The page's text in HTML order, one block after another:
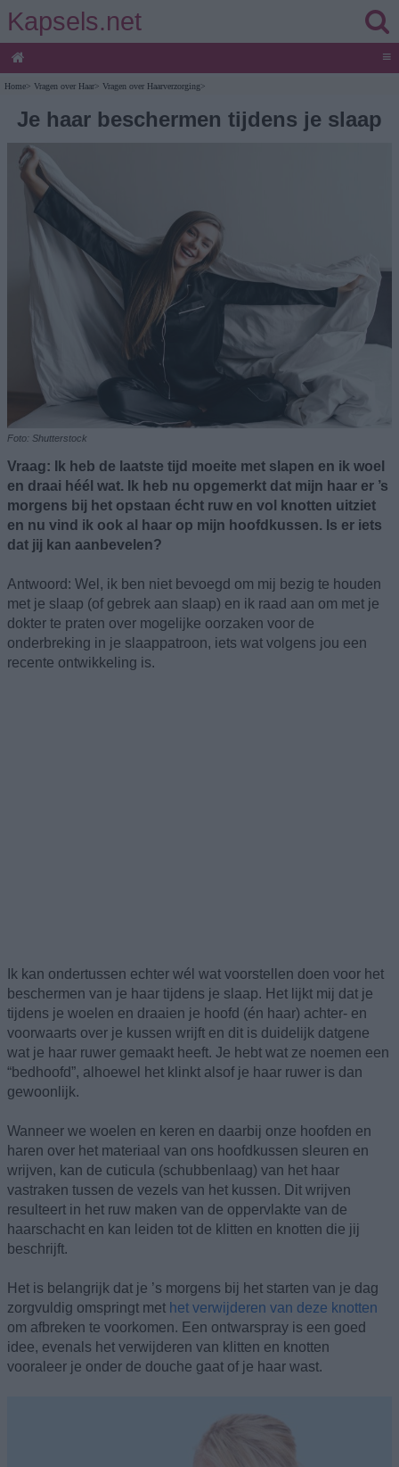
Kapsels.net
≡
Home> Vragen over Haar> Vragen over Haarverzorging>
Je haar beschermen tijdens je slaap
Foto: Shutterstock
Vraag: Ik heb de laatste tijd moeite met slapen en ik woel
en draai héél wat. Ik heb nu opgemerkt dat mijn haar er ’s
morgens bij het opstaan écht ruw en vol knotten uitziet
en nu vind ik ook al haar op mijn hoofdkussen. Is er iets
dat jij kan aanbevelen?
Antwoord: Wel, ik ben niet bevoegd om mij bezig te houden
met je slaap (of gebrek aan slaap) en ik raad aan om met je
dokter te praten over mogelijke oorzaken voor de
onderbreking in je slaappatroon, iets wat volgens jou een
recente ontwikkeling is.
Ik kan ondertussen echter wél wat voorstellen doen voor het
beschermen van je haar tijdens je slaap. Het lijkt mij dat je
tijdens je woelen en draaien je hoofd (én haar) achter- en
voorwaarts over je kussen wrijft en dit is duidelijk datgene
wat je haar ruwer gemaakt heeft. Je hebt wat ze noemen een
“bedhoofd”, alhoewel het klinkt alsof je haar ruwer is dan
gewoonlijk.
Wanneer we woelen en keren en daarbij onze hoofden en
haren over het materiaal van ons hoofdkussen sleuren en
wrijven, kan de cuticula (schubbenlaag) van het haar
vastraken tussen de vezels van het kussen. Dit wrijven
resulteert in het ruw maken van de oppervlakte van de
haarschacht en kan leiden tot de klitten en knotten die jij
beschrijft.
Het is belangrijk dat je ’s morgens bij het starten van je dag
zorgvuldig omspringt met het verwijderen van deze knotten
om afbreken te voorkomen. Een ontwarspray is een goed
idee, evenals het verwijderen van klitten en knotten
vooraleer je onder de douche gaat of je haar wast.